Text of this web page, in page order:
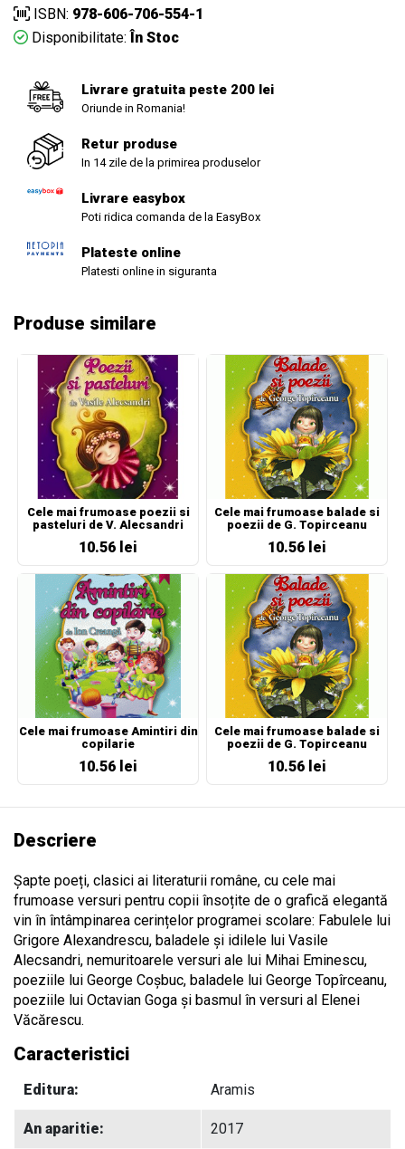
ISBN: 978-606-706-554-1
Disponibilitate: În Stoc
Livrare gratuita peste 200 lei
Oriunde in Romania!
Retur produse
In 14 zile de la primirea produselor
Livrare easybox
Poti ridica comanda de la EasyBox
Plateste online
Platesti online in siguranta
Produse similare
Cele mai frumoase poezii si
pasteluri de V. Alecsandri
10.56 lei
Cele mai frumoase balade si
poezii de G. Topirceanu
10.56 lei
Cele mai frumoase Amintiri din
copilarie
10.56 lei
Cele mai frumoase balade si
poezii de G. Topirceanu
10.56 lei
Descriere
Șapte poeți, clasici ai literaturii române, cu cele mai
frumoase versuri pentru copii însoțite de o grafică elegantă
vin în întâmpinarea cerințelor programei scolare: Fabulele lui
Grigore Alexandrescu, baladele și idilele lui Vasile
Alecsandri, nemuritoarele versuri ale lui Mihai Eminescu,
poeziile lui George Coșbuc, baladele lui George Topîrceanu,
poeziile lui Octavian Goga și basmul în versuri al Elenei
Văcărescu.
Caracteristici
Editura: Aramis
An aparitie: 2017